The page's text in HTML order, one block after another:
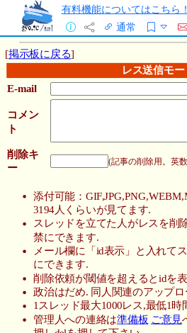
有料機能についてはこちら！
通常